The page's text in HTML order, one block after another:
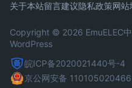
关于本站留言建议隐私政策网站
Copyright © 2026 EmuELEC
WordPress
皖ICP备2020021440号-4
京公网安备